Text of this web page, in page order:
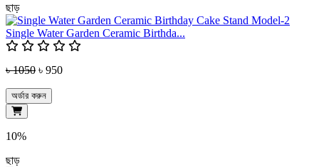
ছাড়
Single Water Garden Ceramic Birthda...
৳ 1050 ৳ 950
অর্ডার করুন
10%
ছাড়